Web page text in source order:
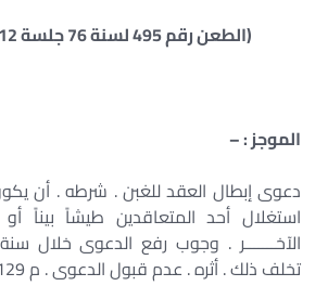
(الطعن رقم 495 لسنة 76 جلسة 2013/05/12)
الموجز : –
دعوى إبطال العقد للغبن . شرطه . أن
استغلال أحد المتعاقدين طيشاً
الآخـــــــر . وجوب رفع الدعوى خلال
تخلف ذلك . أثره . عدم قبول الدعوى . م 129 مدنى .